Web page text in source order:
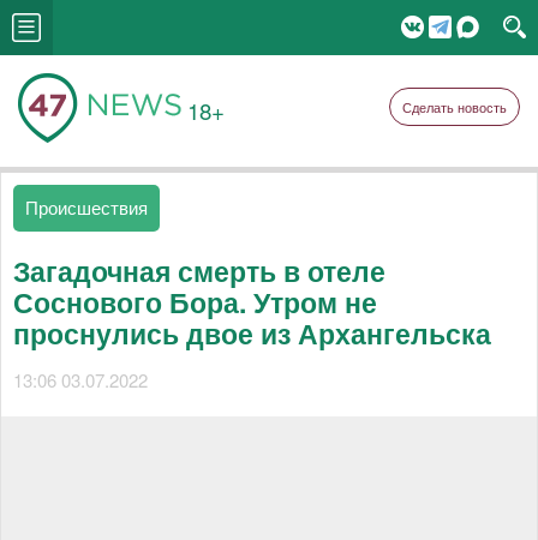
18+ Сделать новость
Происшествия
Загадочная смерть в отеле
Соснового Бора. Утром не
проснулись двое из Архангельска
13:06 03.07.2022